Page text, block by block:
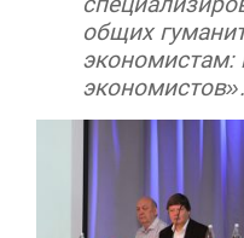
общих
экономистам:
экономистов».